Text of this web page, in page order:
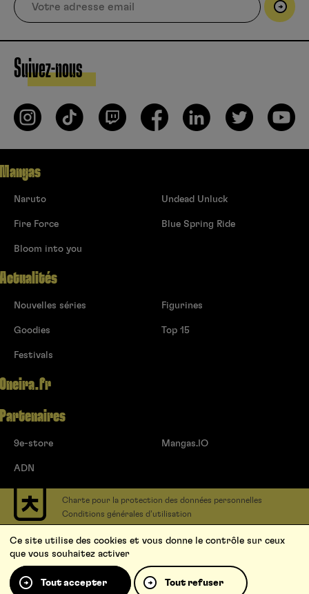
Suivez-nous
Mangas
Naruto
Fire Force
Bloom into you
Undead Unluck
Blue Spring Ride
Actualités
Nouvelles séries
Goodies
Festivals
Figurines
Top 15
Oneira.fr
Partenaires
9e-store
ADN
Mangas.IO
Charte pour la protection des données personnelles
Conditions générales d’utilisation
Soumettre un projet
Proposer une série
Qui sommes-nous ?
Ce site utilise des cookies et vous donne le contrôle sur ceux
que vous souhaitez activer
Tout accepter Tout refuser